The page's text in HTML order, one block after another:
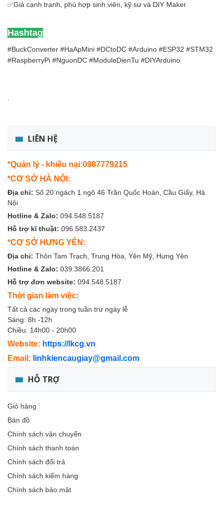
✅Giá cạnh tranh, phù hợp sinh viên, kỹ sư và DIY Maker
Hashtag
#BuckConverter #HaApMini #DCtoDC #Arduino #ESP32 #STM32
#RaspberryPi #NguonDC #ModuleDienTu #DIYArduino
.
LIÊN HỆ
*Quản lý - khiếu nại:0987779215
*CƠ SỞ HÀ NỘI:
Địa chỉ: Số 20 ngách 1 ngõ 46 Trần Quốc Hoàn, Cầu Giấy, Hà
Nội
Hotline & Zalo: 094.548.5187
Hỗ trợ kĩ thuật: 096.583.2437
*CƠ SỞ HƯNG YÊN:
Địa chỉ: Thôn Tam Trạch, Trung Hòa, Yên Mỹ, Hưng Yên
Hotline & Zalo: 039.3866.201
Hỗ trợ đơn website: 094.548.5187
Thời gian làm việc:
Tất cả các ngày trong tuần trừ ngày lễ
Sáng: 8h -12h
Chiều: 14h00 - 20h00
Website: https://lkcg.vn
Email: linhkiencaugiay@gmail.com
HỖ TRỢ
Giỏ hàng
Bản đồ
Chính sách vận chuyển
Chính sách thanh toán
Chính sách đổi trả
Chính sách kiểm hàng
Chính sách bảo mật